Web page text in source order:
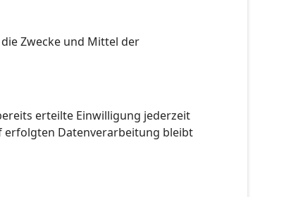
Zwecke und Mittel der
erteilte Einwilligung jederzeit
erfolgten Datenverarbeitung bleibt